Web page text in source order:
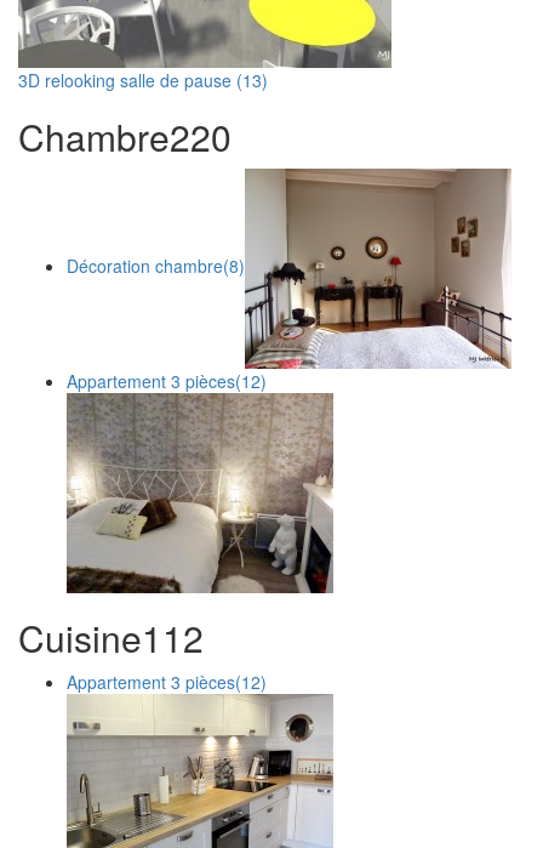
3D relooking salle de pause (13)
Chambre220
Décoration chambre(8)
Appartement 3 pièces(12)
Cuisine1 12
Appartement 3 pièces(12)